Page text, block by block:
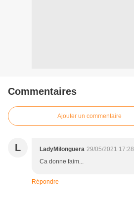
Commentaires
Ajouter un commentaire
L LadyMilonguera 29/05/2021 17:28
Ca donne faim...
Répondre